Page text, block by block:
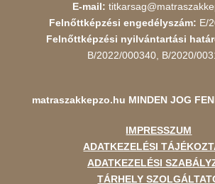
E-mail:
Felnőttképzési engedélyszám: E/
Felnőttképzési nyilvántartási
B/2022/000340, B/2020/
matraszakkepzo.hu MINDEN JOG
IMPRESSZUM
ADATKEZELÉSI
ADATKEZELÉSI
TÁRHELY